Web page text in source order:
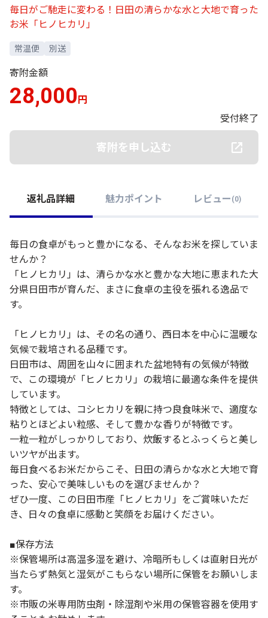
毎日がご馳走に変わる！日田の清らかな水と大地で育った
お米「ヒノヒカリ」
常温便 別送
寄附金額
28,000 円
受付終了
寄附を申し込む
返礼品詳細 魅力ポイント レビュー (0)
毎日の食卓がもっと豊かになる、そんなお米を探していま
せんか？
「ヒノヒカリ」は、清らかな水と豊かな大地に恵まれた大
分県日田市が育んだ、まさに食卓の主役を張れる逸品で
す。
「ヒノヒカリ」は、その名の通り、西日本を中心に温暖な
気候で栽培される品種です。
日田市は、周囲を山々に囲まれた盆地特有の気候が特徴
で、この環境が「ヒノヒカリ」の栽培に最適な条件を提供
しています。
特徴としては、コシヒカリを親に持つ良食味米で、適度な
粘りとほどよい粒感、そして豊かな香りが特徴です。
一粒一粒がしっかりしており、炊飯するとふっくらと美し
いツヤが出ます。
毎日食べるお米だからこそ、日田の清らかな水と大地で育
った、安心で美味しいものを選びませんか？
ぜひ一度、この日田市産「ヒノヒカリ」をご賞味いただ
き、日々の食卓に感動と笑顔をお届けください。
■保存方法
※保管場所は高温多湿を避け、冷暗所もしくは直射日光が
当たらず熱気と湿気がこもらない場所に保管をお願いしま
す。
※市販の米専用防虫剤・除湿剤や米用の保管容器を使用す